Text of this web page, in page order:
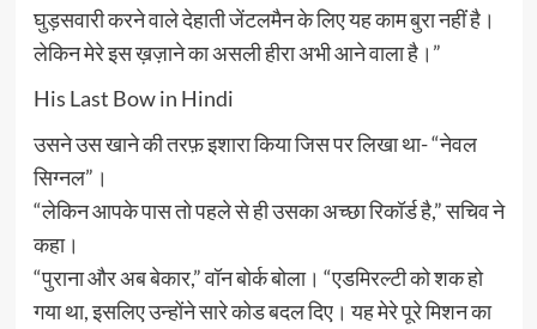
घुड़सवारी करने वाले देहाती जेंटलमैन के लिए यह काम बुरा नहीं है।
लेकिन मेरे इस ख़ज़ाने का असली हीरा अभी आने वाला है।”
His Last Bow in Hindi
उसने उस खाने की तरफ़ इशारा किया जिस पर लिखा था- “नेवल
सिग्नल”।
“लेकिन आपके पास तो पहले से ही उसका अच्छा रिकॉर्ड है,” सचिव ने
कहा।
“पुराना और अब बेकार,” वॉन बोर्क बोला। “एडमिरल्टी को शक हो
गया था, इसलिए उन्होंने सारे कोड बदल दिए। यह मेरे पूरे मिशन का